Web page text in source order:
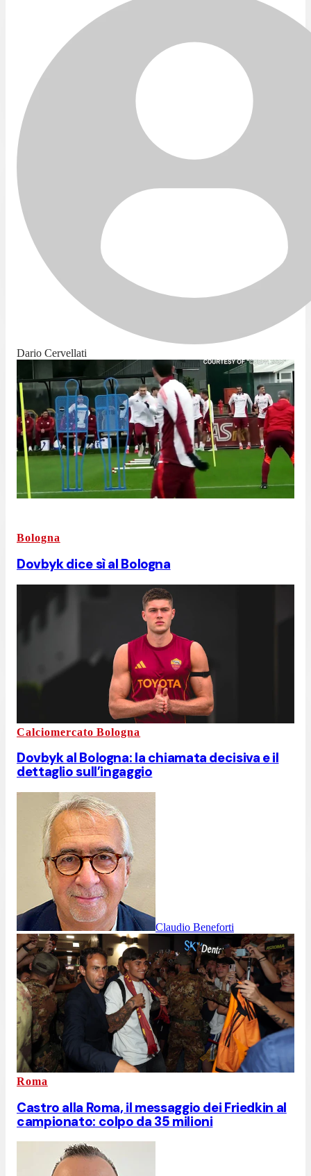
Dario Cervellati
Bologna
Dovbyk dice sì al Bologna
Calciomercato Bologna
Dovbyk al Bologna: la chiamata decisiva e il
dettaglio sull’ingaggio
Claudio Beneforti
Roma
Castro alla Roma, il messaggio dei Friedkin al
campionato: colpo da 35 milioni